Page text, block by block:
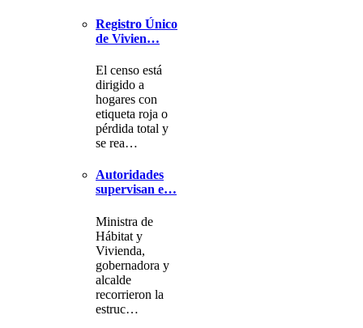
Registro Único
de Vivien…
El censo está
dirigido a
hogares con
etiqueta roja o
pérdida total y
se rea…
Autoridades
supervisan e…
Ministra de
Hábitat y
Vivienda,
gobernadora y
alcalde
recorrieron la
estruc…